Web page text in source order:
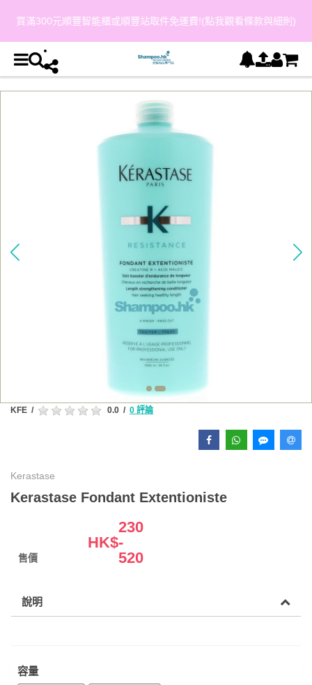
買滿300元順豐智能櫃或順豐站取件免運費!(點我觀看條款與細則)
KFE / 0.0 / 0 評論
Kerastase
Kerastase Fondant Extentioniste
售價
HK$
230
-
520
說明
容量